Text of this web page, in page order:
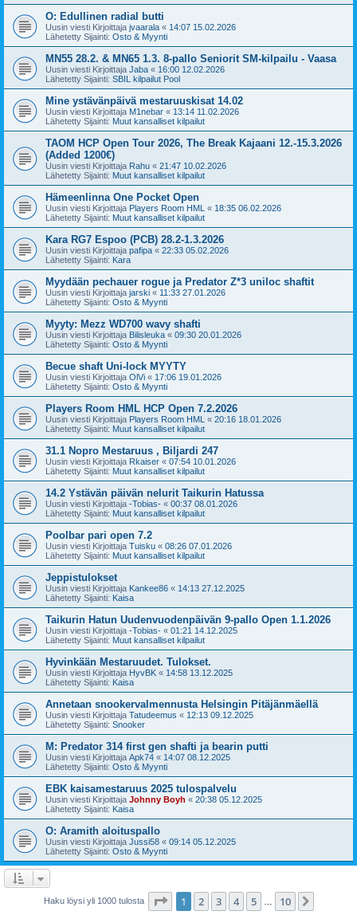
O: Edullinen radial butti
Uusin viesti Kirjoittaja jvaarala « 14:07 15.02.2026
Lähetetty Sijainti: Osto & Myynti
MN55 28.2. & MN65 1.3. 8-pallo Seniorit SM-kilpailu - Vaasa
Uusin viesti Kirjoittaja Jaba « 16:00 12.02.2026
Lähetetty Sijainti: SBIL kilpailut Pool
Mine ystävänpäivä mestaruuskisat 14.02
Uusin viesti Kirjoittaja M1nebar « 13:14 11.02.2026
Lähetetty Sijainti: Muut kansalliset kilpailut
TAOM HCP Open Tour 2026, The Break Kajaani 12.-15.3.2026
(Added 1200€)
Uusin viesti Kirjoittaja Rahu « 21:47 10.02.2026
Lähetetty Sijainti: Muut kansalliset kilpailut
Hämeenlinna One Pocket Open
Uusin viesti Kirjoittaja Players Room HML « 18:35 06.02.2026
Lähetetty Sijainti: Muut kansalliset kilpailut
Kara RG7 Espoo (PCB) 28.2-1.3.2026
Uusin viesti Kirjoittaja pafipa « 22:33 05.02.2026
Lähetetty Sijainti: Kara
Myydään pechauer rogue ja Predator Z*3 uniloc shaftit
Uusin viesti Kirjoittaja jarski « 11:33 27.01.2026
Lähetetty Sijainti: Osto & Myynti
Myyty: Mezz WD700 wavy shafti
Uusin viesti Kirjoittaja Bilisleuka « 09:30 20.01.2026
Lähetetty Sijainti: Osto & Myynti
Becue shaft Uni-lock MYYTY
Uusin viesti Kirjoittaja OlVi « 17:06 19.01.2026
Lähetetty Sijainti: Osto & Myynti
Players Room HML HCP Open 7.2.2026
Uusin viesti Kirjoittaja Players Room HML « 20:16 18.01.2026
Lähetetty Sijainti: Muut kansalliset kilpailut
31.1 Nopro Mestaruus , Biljardi 247
Uusin viesti Kirjoittaja Rkaiser « 07:54 10.01.2026
Lähetetty Sijainti: Muut kansalliset kilpailut
14.2 Ystävän päivän nelurit Taikurin Hatussa
Uusin viesti Kirjoittaja -Tobias- « 00:37 08.01.2026
Lähetetty Sijainti: Muut kansalliset kilpailut
Poolbar pari open 7.2
Uusin viesti Kirjoittaja Tuisku « 08:26 07.01.2026
Lähetetty Sijainti: Muut kansalliset kilpailut
Jeppistulokset
Uusin viesti Kirjoittaja Kankee86 « 14:13 27.12.2025
Lähetetty Sijainti: Kaisa
Taikurin Hatun Uudenvuodenpäivän 9-pallo Open 1.1.2026
Uusin viesti Kirjoittaja -Tobias- « 01:21 14.12.2025
Lähetetty Sijainti: Muut kansalliset kilpailut
Hyvinkään Mestaruudet. Tulokset.
Uusin viesti Kirjoittaja HyvBK « 14:58 13.12.2025
Lähetetty Sijainti: Kaisa
Annetaan snookervalmennusta Helsingin Pitäjänmäellä
Uusin viesti Kirjoittaja Tatudeemus « 12:13 09.12.2025
Lähetetty Sijainti: Snooker
M: Predator 314 first gen shafti ja bearin putti
Uusin viesti Kirjoittaja Apk74 « 14:07 08.12.2025
Lähetetty Sijainti: Osto & Myynti
EBK kaisamestaruus 2025 tulospalvelu
Uusin viesti Kirjoittaja Johnny Boyh « 20:38 05.12.2025
Lähetetty Sijainti: Kaisa
O: Aramith aloituspallo
Uusin viesti Kirjoittaja Jussi58 « 09:14 05.12.2025
Lähetetty Sijainti: Osto & Myynti
Haku löysi yli 1000 tulosta Sivu /10
1 2 3 4 5 10